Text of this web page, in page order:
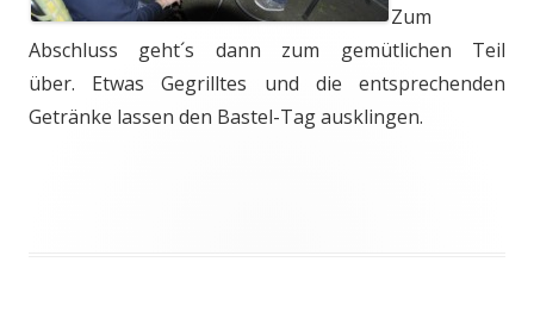
Zum
Abschluss geht´s dann zum gemütlichen Teil
über. Etwas Gegrilltes und die entsprechenden
Getränke lassen den Bastel-Tag ausklingen.